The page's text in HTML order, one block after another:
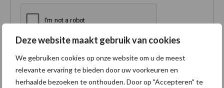
Deze website maakt gebruik van cookies
We gebruiken cookies op onze website om u de meest
relevante ervaring te bieden door uw voorkeuren en
herhaalde bezoeken te onthouden. Door op "Accepteren" te
Je persoonlijke gegevens worden gebruikt om je
ervaring op deze site te ondersteunen, om toegang
tot je account te beheren en voor andere doeleinden